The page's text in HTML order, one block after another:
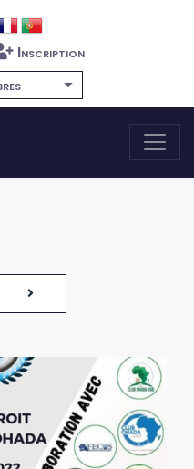
Inscription